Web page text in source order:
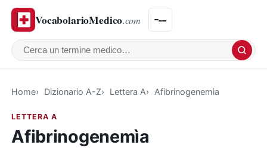
VocabolarioMedico.com
Cerca un termine medico
Home Dizionario A-Z Lettera A Afibrinogenemìa
LETTERA A
Afibrinogenemìa